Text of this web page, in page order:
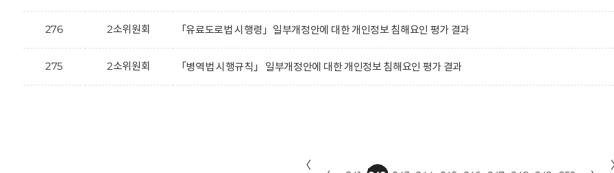
276 2소위원회 「유료도로법 시행령」일부개정안에 대한 개인정보 침해요인 평가 결과
275 2소위원회 「병역법 시행규칙」 일부개정안에 대한 개인정보 침해요인 평가 결과
〈